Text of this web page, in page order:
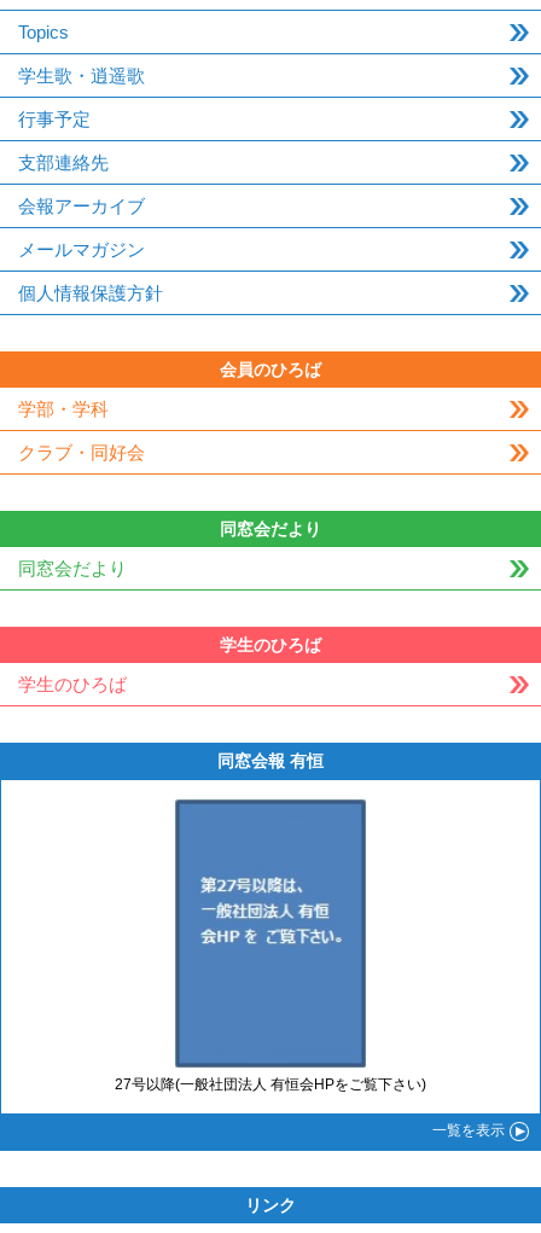
Topics
学生歌・逍遥歌
行事予定
支部連絡先
会報アーカイブ
メールマガジン
個人情報保護方針
会員のひろば
学部・学科
クラブ・同好会
同窓会だより
同窓会だより
学生のひろば
学生のひろば
同窓会報 有恒
27号以降(一般社団法人 有恒会HPをご覧下さい)
一覧を表示
リンク